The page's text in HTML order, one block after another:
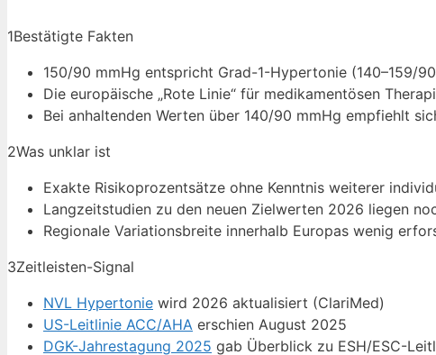
1Bestätigte Fakten
150/90 mmHg entspricht Grad-1-Hypertonie (140–159/
Die europäische „Rote Linie“ für medikamentösen
Bei anhaltenden Werten über 140/90 mmHg empfiehlt
2Was unklar ist
Exakte Risikoprozentsätze ohne Kenntnis weiterer
Langzeitstudien zu den neuen Zielwerten 2026 liegen
Regionale Variationsbreite innerhalb Europas wenig
3Zeitleisten-Signal
NVL Hypertonie wird 2026 aktualisiert (ClariMed)
US-Leitlinie ACC/AHA erschien August 2025
DGK-Jahrestagung 2025 gab Überblick zu ESH/ESC-